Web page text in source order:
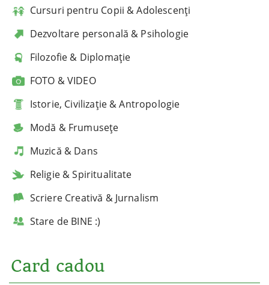
Cursuri pentru Copii & Adolescenți
Dezvoltare personală & Psihologie
Filozofie & Diplomație
FOTO & VIDEO
Istorie, Civilizație & Antropologie
Modă & Frumusețe
Muzică & Dans
Religie & Spiritualitate
Scriere Creativă & Jurnalism
Stare de BINE :)
Card cadou